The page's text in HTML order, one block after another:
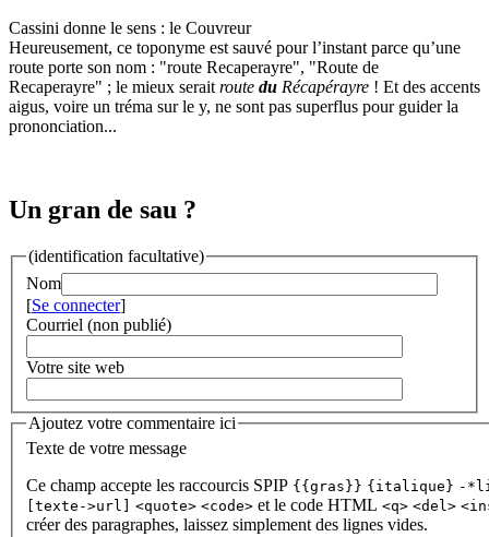
Cassini donne le sens : le Couvreur
Heureusement, ce toponyme est sauvé pour l’instant parce qu’une
route porte son nom : "route Recaperayre", "Route de
Recaperayre" ; le mieux serait route du Récapérayre ! Et des accents
aigus, voire un tréma sur le y, ne sont pas superflus pour guider la
prononciation...
Un gran de sau ?
(identification facultative)
Nom
[Se connecter]
Courriel (non publié)
Votre site web
Ajoutez votre commentaire ici
Texte de votre message
Ce champ accepte les raccourcis SPIP {{gras}} {italique} -
[texte->url]
<quote> <code> et le code HTML <q> <del>
créer des paragraphes, laissez simplement des lignes vides.